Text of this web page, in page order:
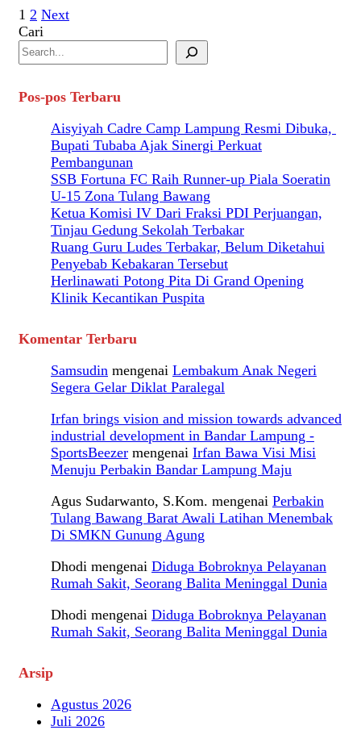
Paginasi
pos
1 2 Next
Cari
Pos-pos Terbaru
Aisyiyah Cadre Camp Lampung Resmi Dibuka,
Bupati Tubaba Ajak Sinergi Perkuat
Pembangunan
SSB Fortuna FC Raih Runner-up Piala Soeratin
U-15 Zona Tulang Bawang
Ketua Komisi IV Dari Fraksi PDI Perjuangan,
Tinjau Gedung Sekolah Terbakar
Ruang Guru Ludes Terbakar, Belum Diketahui
Penyebab Kebakaran Tersebut
Herlinawati Potong Pita Di Grand Opening
Klinik Kecantikan Puspita
Komentar Terbaru
Samsudin mengenai Lembakum Anak Negeri
Segera Gelar Diklat Paralegal
Irfan brings vision and mission towards advanced
industrial development in Bandar Lampung -
SportsBeezer mengenai Irfan Bawa Visi Misi
Menuju Perbakin Bandar Lampung Maju
Agus Sudarwanto, S.Kom. mengenai Perbakin
Tulang Bawang Barat Awali Latihan Menembak
Di SMKN Gunung Agung
Dhodi mengenai Diduga Bobroknya Pelayanan
Rumah Sakit, Seorang Balita Meninggal Dunia
Dhodi mengenai Diduga Bobroknya Pelayanan
Rumah Sakit, Seorang Balita Meninggal Dunia
Arsip
Agustus 2026
Juli 2026